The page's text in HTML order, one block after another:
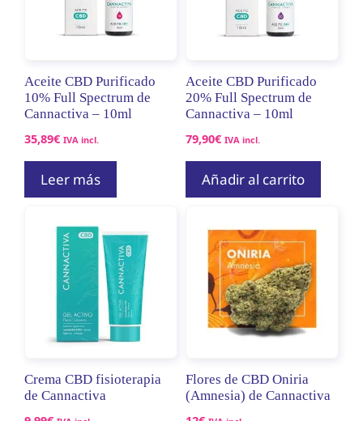
Aceite CBD Purificado
10% Full Spectrum de
Cannactiva – 10ml
35,89€ IVA incl.
Leer más
Aceite CBD Purificado
20% Full Spectrum de
Cannactiva – 10ml
79,90€ IVA incl.
Añadir al carrito
Crema CBD fisioterapia
de Cannactiva
Flores de CBD Oniria
(Amnesia) de Cannactiva